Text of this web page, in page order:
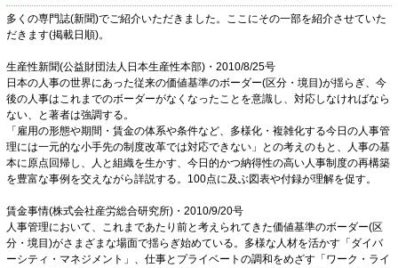
多くの専門誌(新聞)でご紹介いただきました。ここにその一部を紹介させていた
だきます(掲載日順)。
生産性新聞(公益財団法人日本生産性本部)・2010/8/25号
日本の人事の世界にあった従来の価値基準のボーダー(区分・境目)が揺らぎ、今
後の人事はこれまでのボーダーがなくなったことを意識し、対応しなければなら
ない、と著者は強調する。
「雇用の形態や期間・賃金の体系や条件など、多様化・複雑化する今日の人事管
理には一元的な小手先の制度改革では対応できない」との考えのもと、人事の基
本に原点回帰し、人と組織を生かす、今日的かつ納得性の高い人事制度の再構築
を豊富な事例を交えながら詳説する。100点に及ぶ図表や付録が理解を促す。
賃金事情(株式会社産労総合研究所)・2010/9/20号
人事管理において、これまであたり前と考えられてきた価値基準のボーダー(区
分・境目)がさまざまな場面で揺らぎ始めている。多様な人材を活かす「ダイバ
ーシティ・マネジメント」、仕事とプライベートの調和をめざす「ワーク・ライ